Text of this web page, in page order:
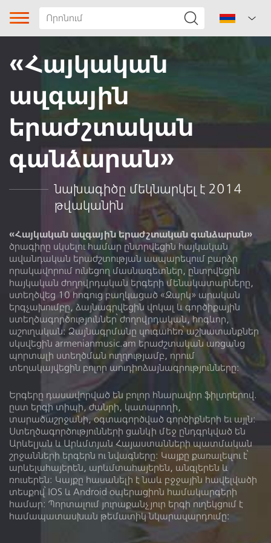
Երգի տիպը
Ենթաժանր
Տարածաշրջան
Հեղինակ
Կատարող
Լուսինե Վարդանյան
Գործիք
Ձայնադարան Տեսադարան
Մեր մասին Գրադարան
Լիցենզիա
«Հայկական
ազգային
երաժշտական
գանձարան»
նախագիծը մեկնարկել է 2014
թվականին
«Հայկական ազգային երաժշտական գանձարան»
ծրագիրը սկսելու համար ընտրվեցին հայկական
ավանդական երաժշտության ասպարեզում բարձր
որակավորում ունեցող մասնագետներ, ընտրվեցին
հայկական ժողովրդական երգերի մենակատարները,
ստեղծվեց 10 հոգուց բաղկացած «Զարկ» արական
երգչախումբը, ձայնագրվեցին վոկալ և գործիքային
ստեղծագործություններ՝ ժողովրդական, հոգևոր,
աշուղական: Ձայնագրմանը զուգահեռ՝ աշխատանքներ
սկսվեցին armenianmusic.am երաժշտական առցանց
պորտալի ստեղծման ուղղությամբ, որում
տեղակայվեցին բոլոր աուդիոձայնագրությունները:
Երգերը դասավորված են բոլոր հնարավոր ֆիլտրերով.
ըստ երգի տիպի, ժանրի, կատարողի,
տարածաշրջանի, օգտագործված գործիքների եւ այլն:
Ստեղծագործությունների ցանկի մեջ ընդգրկված են
Արևելյան և Արևմտյան Հայաստանների պատմական
շրջանների երգերն ու նվագները: Կայքը քառալեզու է՝
արևելահայերեն, արևմտահայերեն, անգլերեն և
ռուսերեն։ Կայքը հասանելի է նաև բջջային հավելվածի
տեսքով՝ IOS և Android օպերացիոն համակարգերի
համար: Պորտալում յուրաքանչյուր երգի ուղեկցում է
համապատասխան թեմատիկ նկարազարդումը: